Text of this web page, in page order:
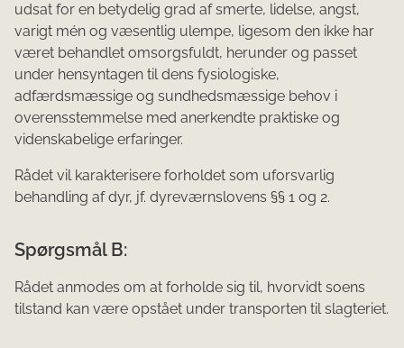
udsat for en betydelig grad af smerte, lidelse, angst,
varigt mén og væsentlig ulempe, ligesom den ikke har
været behandlet omsorgsfuldt, herunder og passet
under hensyntagen til dens fysiologiske,
adfærdsmæssige og sundhedsmæssige behov i
overensstemmelse med anerkendte praktiske og
videnskabelige erfaringer.
Rådet vil karakterisere forholdet som uforsvarlig
behandling af dyr, jf. dyreværnslovens §§ 1 og 2.
Spørgsmål B:
Rådet anmodes om at forholde sig til, hvorvidt soens
tilstand kan være opstået under transporten til slagteriet.